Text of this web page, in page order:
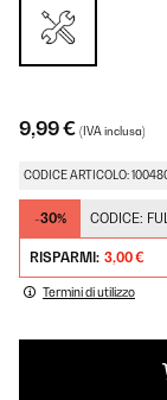
9,99 € (IVA inclusa)
CODICE ARTICOLO:
-30% CODICE:
RISPARMI: 3,00 €
Termini di utilizzo